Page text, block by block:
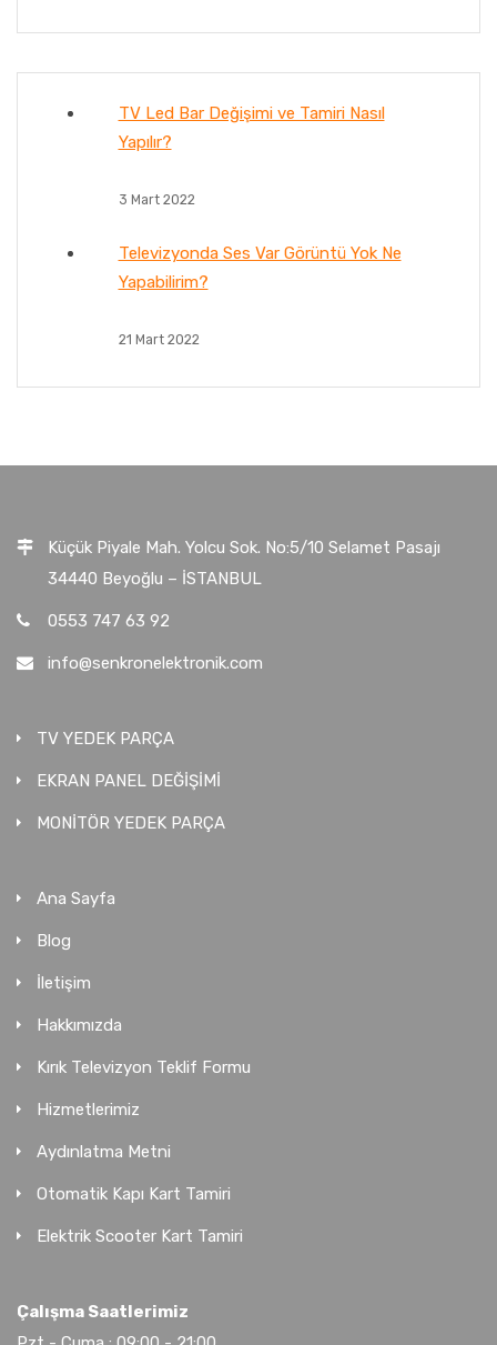
TV Led Bar Değişimi ve Tamiri Nasıl
Yapılır?
3 Mart 2022
Televizyonda Ses Var Görüntü Yok Ne
Yapabilirim?
21 Mart 2022
Küçük Piyale Mah. Yolcu Sok. No:5/10 Selamet Pasajı
34440 Beyoğlu – İSTANBUL
0553 747 63 92
info@senkronelektronik.com
TV YEDEK PARÇA
EKRAN PANEL DEĞİŞİMİ
MONİTÖR YEDEK PARÇA
Ana Sayfa
Blog
İletişim
Hakkımızda
Kırık Televizyon Teklif Formu
Hizmetlerimiz
Aydınlatma Metni
Otomatik Kapı Kart Tamiri
Elektrik Scooter Kart Tamiri
Çalışma Saatlerimiz